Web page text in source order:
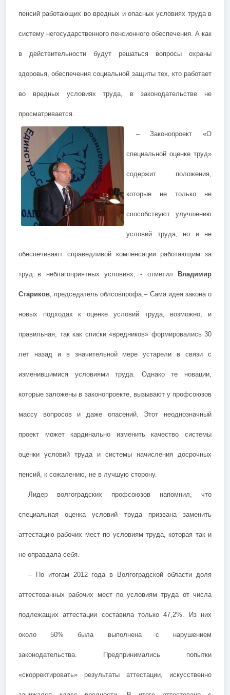
пенсий работающих во вредных и опасных условиях труда в
систему негосударственного пенсионного обеспечения. А как
в действительности будут решаться вопросы охраны
здоровья, обеспечения социальной защиты тех, кто работает
во вредных условиях труда, в законодательстве не
просматривается.
– Законопроект «О
специальной оценке труд»
содержит положения,
которые не только не
способствуют улучшению
условий труда, но и не
обеспечивают справедливой компенсации работающим за
труд в неблагоприятных условиях, - отметил Владимир
Стариков, председатель облсовпрофа.– Сама идея закона о
новых подходах к оценке условий труда, возможно, и
правильная, так как списки «вредников» формировались 30
лет назад и в значительной мере устарели в связи с
изменившимися условиями труда. Однако те новации,
которые заложены в законопроекте, вызывают у профсоюзов
массу вопросов и даже опасений. Этот неоднозначный
проект может кардинально изменить качество системы
оценки условий труда и системы начисления досрочных
пенсий, к сожалению, не в лучшую сторону.
Лидер волгоградских профсоюзов напомнил, что
специальная оценка условий труда призвана заменить
аттестацию рабочих мест по условиям труда, которая так и
не оправдала себя.
– По итогам 2012 года в Волгоградской области доля
аттестованных рабочих мест по условиям труда от числа
подлежащих аттестации составила только 47,2%. Из них
около 50% была выполнена с нарушением
законодательства. Предпринимались попытки
«скорректировать» результаты аттестации, искусственно